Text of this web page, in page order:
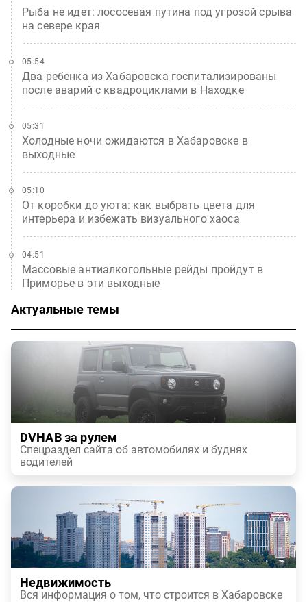
Рыба не идет: лососевая путина под угрозой срыва
на севере края
Два ребенка из Хабаровска госпитализированы
после аварий с квадроциклами в Находке
05:54
Холодные ночи ожидаются в Хабаровске в
выходные
05:31
От коробки до уюта: как выбрать цвета для
интерьера и избежать визуального хаоса
05:10
Массовые антиалкогольные рейды пройдут в
Приморье в эти выходные
04:51
Актуальные темы
DVHAB за рулем
Спецраздел сайта об автомобилях и буднях
водителей
Недвижимость
Вся информация о том, что строится в Хабаровске